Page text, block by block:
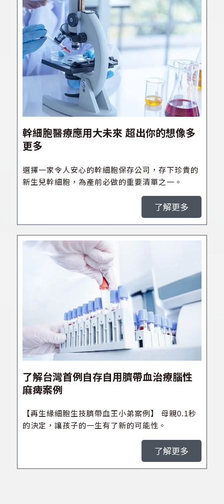
幹細胞醫療應用大未來 超出你的想像多
更多
選擇一家令人安心的幹細胞保存公司，存下珍貴的
新生兒幹細胞，為產前必做的重要清單之一。
了解更多
了解台灣首例自存自用臍帶血治療腦性
麻痺案例
【再生緣細胞生技臍帶血王小弟案例】 母親0.1秒
的決定，讓孩子的一生有了新的可能性。
了解更多